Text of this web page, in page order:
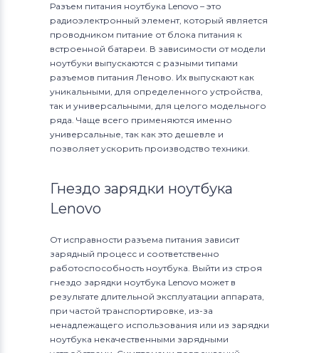
Разъем питания ноутбука Lenovo – это
радиоэлектронный элемент, который является
проводником питание от блока питания к
встроенной батареи. В зависимости от модели
ноутбуки выпускаются с разными типами
разъемов питания Леново. Их выпускают как
уникальными, для определенного устройства,
так и универсальными, для целого модельного
ряда. Чаще всего применяются именно
универсальные, так как это дешевле и
позволяет ускорить производство техники.
Гнездо зарядки ноутбука
Lenovo
От исправности разъема питания зависит
зарядный процесс и соответственно
работоспособность ноутбука. Выйти из строя
гнездо зарядки ноутбука Lenovo может в
результате длительной эксплуатации аппарата,
при частой транспортировке, из-за
ненадлежащего использования или из зарядки
ноутбука некачественными зарядными